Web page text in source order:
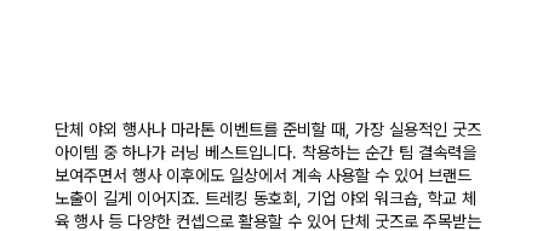
단체 야외 행사나 마라톤 이벤트를 준비할 때, 가장 실용적인 굿즈
아이템 중 하나가 러닝 베스트입니다. 착용하는 순간 팀 결속력을
보여주면서 행사 이후에도 일상에서 계속 사용할 수 있어 브랜드
노출이 길게 이어지죠. 트레킹 동호회, 기업 야외 워크숍, 학교 체
육 행사 등 다양한 컨셉으로 활용할 수 있어 단체 굿즈로 주목받는